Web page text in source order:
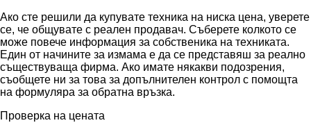
Ако сте решили да купувате техника на ниска цена, уверете
се, че общувате с реален продавач. Съберете колкото се
може повече информация за собственика на техниката.
Един от начините за измама е да се представяш за реално
съществуваща фирма. Ако имате някакви подозрения,
съобщете ни за това за допълнителен контрол с помощта
на формуляра за обратна връзка.
Проверка на цената